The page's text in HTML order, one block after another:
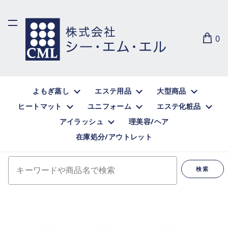
0
よもぎ蒸し エステ用品
大型商品
ヒートマット
ユニフォーム
エステ化粧品
アイラッシュ
理美容/ヘア
在庫処分/アウトレット
検索